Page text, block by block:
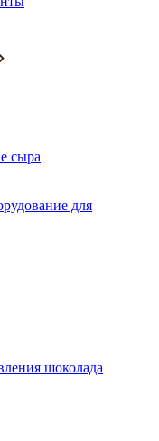
сыра
для
шоколада